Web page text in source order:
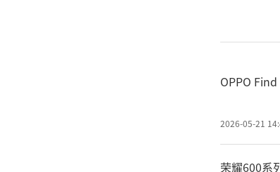
OPPO
2026-05-21
荣耀600系